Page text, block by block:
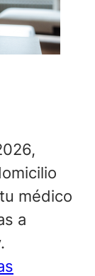
médico
a